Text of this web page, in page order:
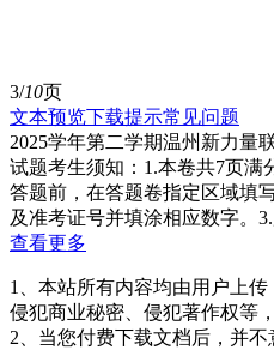
3/10页
文本预览下载提示常见问题
2025学年第二学期温州新力量
试题考生须知：1.本卷共7页满
答题前，在答题卷指定区域填
及准考证号并填涂相应数字。
查看更多
1、本站所有内容均由用户上
侵犯商业秘密、侵犯著作权等
2、当您付费下载文档后，并